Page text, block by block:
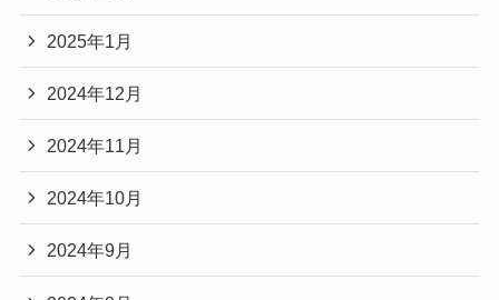
2025年1月
2024年12月
2024年11月
2024年10月
2024年9月